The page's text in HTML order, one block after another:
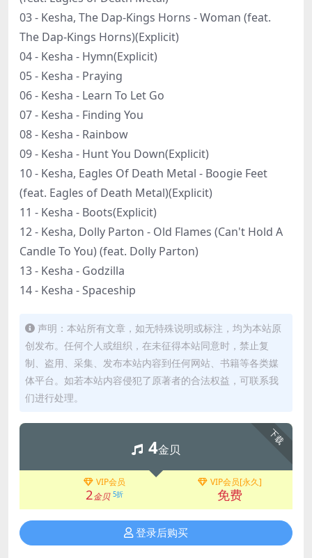
03 - Kesha, The Dap-Kings Horns - Woman (feat.
The Dap-Kings Horns)(Explicit)
04 - Kesha - Hymn(Explicit)
05 - Kesha - Praying
06 - Kesha - Learn To Let Go
07 - Kesha - Finding You
08 - Kesha - Rainbow
09 - Kesha - Hunt You Down(Explicit)
10 - Kesha, Eagles Of Death Metal - Boogie Feet
(feat. Eagles of Death Metal)(Explicit)
11 - Kesha - Boots(Explicit)
12 - Kesha, Dolly Parton - Old Flames (Can't Hold A
Candle To You) (feat. Dolly Parton)
13 - Kesha - Godzilla
14 - Kesha - Spaceship
声明：本站所有文章，如无特殊说明或标注，均为本站原
创发布。任何个人或组织，在未征得本站同意时，禁止复
制、盗用、采集、发布本站内容到任何网站、书籍等各类媒
体平台。如若本站内容侵犯了原著者的合法权益，可联系我
们进行处理。
下载
4金贝
VIP会员
2金贝 5折
VIP会员[永久]
免费
登录后购买